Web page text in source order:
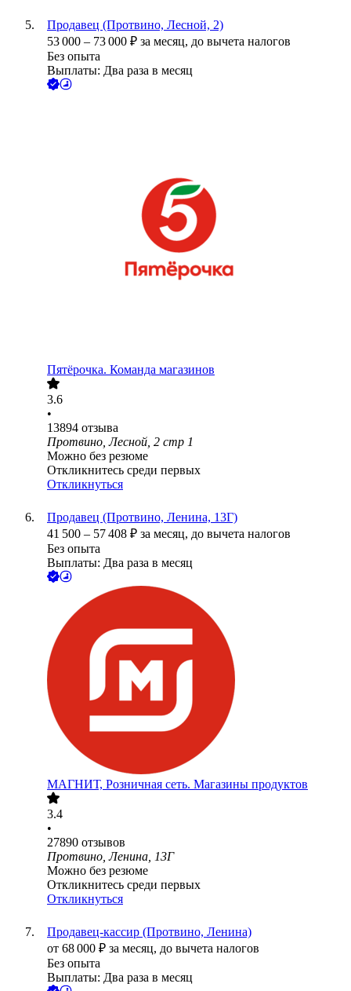
Продавец (Протвино, Лесной, 2)
53 000 – 73 000 ₽ за месяц, до вычета налогов
Без опыта
Выплаты: Два раза в месяц
Пятёрочка. Команда магазинов
3.6
•
13894 отзыва
Протвино, Лесной, 2 стр 1
Можно без резюме
Откликнитесь среди первых
Откликнуться
Продавец (Протвино, Ленина, 13Г)
41 500 – 57 408 ₽ за месяц, до вычета налогов
Без опыта
Выплаты: Два раза в месяц
МАГНИТ, Розничная сеть. Магазины продуктов
3.4
•
27890 отзывов
Протвино, Ленина, 13Г
Можно без резюме
Откликнитесь среди первых
Откликнуться
Продавец-кассир (Протвино, Ленина)
от 68 000 ₽ за месяц, до вычета налогов
Без опыта
Выплаты: Два раза в месяц